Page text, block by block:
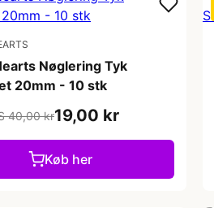
Nøglering Tyk
20mm - 10 stk
40,00 kr19,00 kr
Køb her